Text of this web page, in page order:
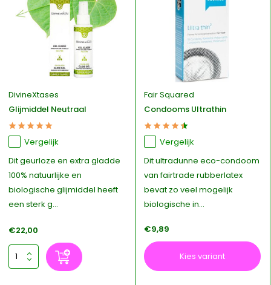
DivineXtases
Glijmiddel Neutraal
Vergelijk
Dit geurloze en extra gladde
100% natuurlijke en
biologische glijmiddel heeft
een sterk g...
€22,00
Fair Squared
Condooms Ultrathin
Vergelijk
Dit ultradunne eco-condoom
van fairtrade rubberlatex
bevat zo veel mogelijk
biologische in...
€9,89
Kies variant